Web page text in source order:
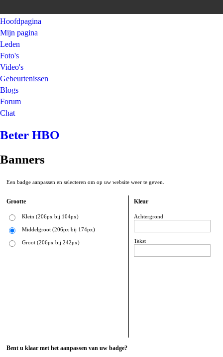
Hoofdpagina
Mijn pagina
Leden
Foto's
Video's
Gebeurtenissen
Blogs
Forum
Chat
Beter HBO
Banners
Een badge aanpassen en selecteren om op uw website weer te geven.
Grootte
Klein (206px bij 104px)
Middelgroot (206px bij 174px)
Groot (206px bij 242px)
Kleur
Achtergrond
Tekst
Bent u klaar met het aanpassen van uw badge?